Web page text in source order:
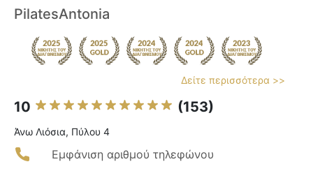
PilatesAntonia
Δείτε περισσότερα >>
10 (153)
Άνω Λιόσια, Πύλου 4
Εμφάνιση αριθμού τηλεφώνου